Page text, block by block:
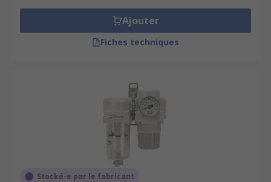
Ajouter
Fiches techniques
Stocké-e par le fabricant